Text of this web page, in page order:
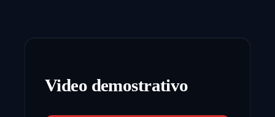
Video demostrativo